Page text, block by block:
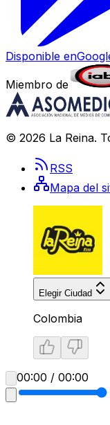
Disponible en
Miembro de
© 2026 La Reina.
RSS
Mapa del
Elegir Ciudad
Colombia
00:00 / 00:00